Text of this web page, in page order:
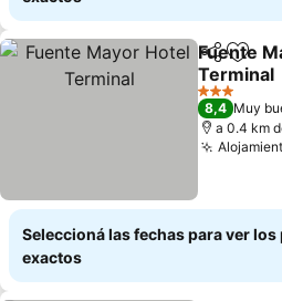
Compartir
Fuente
Terminal
Ver precios
3 Estrellas
8,4 Muy
a 0.4 km
Seleccioná las fechas para ver
exactos